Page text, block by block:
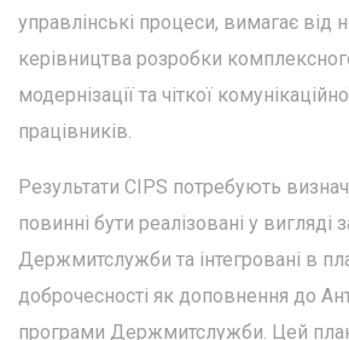
управлінські процеси, вимагає від
керівництва розробки
модернізації та чіткої
працівників.
Результати CIPS потребують
повинні бути реалізовані у вигляді
Держмитслужби та інтегровані в
доброчесності як доповнення до
програми Держмитслужби. Цей